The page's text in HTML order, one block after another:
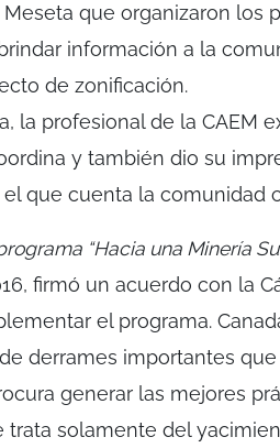
que organizaron los
información a la
de zonificación.
la profesional de la CAEM
y también dio su
que cuenta la comunidad
“Hacia una Minería
firmó un acuerdo con la
el programa.
derrames importantes
generar las mejores
trata solamente del